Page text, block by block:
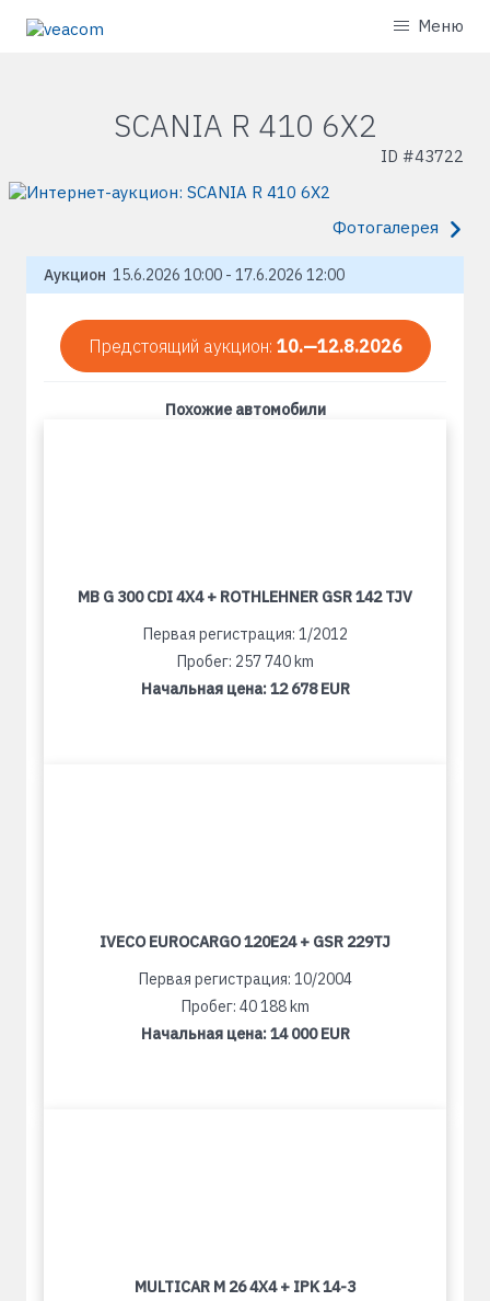
Меню
SCANIA R 410 6X2
ID #43722
Фотогалерея
Аукцион 15.6.2026 10:00 - 17.6.2026 12:00
Предстоящий аукцион: 10.—12.8.2026
Похожие автомобили
MB G 300 CDI 4X4 + ROTHLEHNER GSR 142 TJV
Первая регистрация: 1/2012
Пробег: 257 740 km
Начальная цена:12 678 EUR
IVECO EUROCARGO 120E24 + GSR 229TJ
Первая регистрация: 10/2004
Пробег: 40 188 km
Начальная цена:14 000 EUR
MULTICAR M 26 4X4 + IPK 14-3